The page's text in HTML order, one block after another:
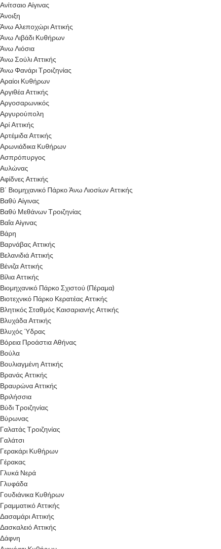
Ανίτσαιο Αίγινας
Άνοιξη
Άνω Αλεποχώρι Αττικής
Άνω Λιβάδι Κυθήρων
Άνω Λιόσια
Άνω Σούλι Αττικής
Άνω Φανάρι Τροιζηνίας
Αραίοι Κυθήρων
Αργιθέα Αττικής
Αργοσαρωνικός
Αργυρούπολη
Αρί Αττικής
Αρτέμιδα Αττικής
Αρωνιάδικα Κυθήρων
Ασπρόπυργος
Αυλώνας
Αφίδνες Αττικής
Β΄ Βιομηχανικό Πάρκο Άνω Λιοσίων Αττικής
Βαθύ Αίγινας
Βαθύ Μεθάνων Τροιζηνίας
Βαΐα Αίγινας
Βάρη
Βαρνάβας Αττικής
Βελανιδιά Αττικής
Βένιζα Αττικής
Βίλια Αττικής
Βιομηχανικό Πάρκο Σχιστού (Πέραμα)
Βιοτεχνικό Πάρκο Κερατέας Αττικής
Βλητικός Σταθμός Καισαριανής Αττικής
Βλυχάδα Αττικής
Βλυχός Ύδρας
Βόρεια Προάστια Αθήνας
Βούλα
Βουλιαγμένη Αττικής
Βρανάς Αττικής
Βραυρώνα Αττικής
Βριλήσσια
Βύδι Τροιζηνίας
Βύρωνας
Γαλατάς Τροιζηνίας
Γαλάτσι
Γερακάρι Κυθήρων
Γέρακας
Γλυκά Νερά
Γλυφάδα
Γουδιάνικα Κυθήρων
Γραμματικό Αττικής
Δασαμάρι Αττικής
Δασκαλειό Αττικής
Δάφνη